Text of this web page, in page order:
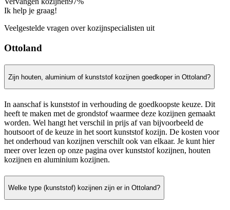
Ik help je graag!
Veelgestelde vragen over kozijnspecialisten uit
Ottoland
Zijn houten, aluminium of kunststof kozijnen goedkoper in Ottoland?
In aanschaf is kunststof in verhouding de goedkoopste keuze. Dit
heeft te maken met de grondstof waarmee deze kozijnen gemaakt
worden. Wel hangt het verschil in prijs af van bijvoorbeeld de
houtsoort of de keuze in het soort kunststof kozijn. De kosten voor
het onderhoud van kozijnen verschilt ook van elkaar. Je kunt hier
meer over lezen op onze pagina over kunststof kozijnen, houten
kozijnen en aluminium kozijnen.
Welke type (kunststof) kozijnen zijn er in Ottoland?